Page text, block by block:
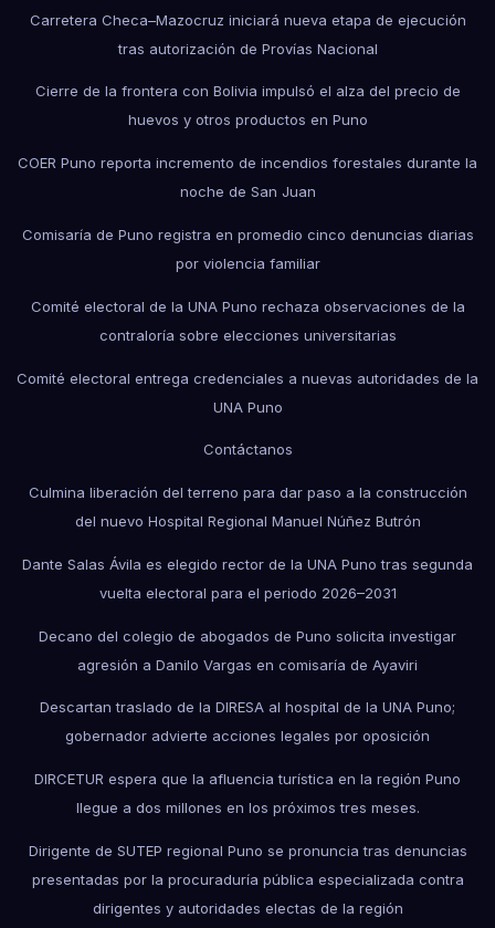
Carretera Checa–Mazocruz iniciará nueva etapa de ejecución
tras autorización de Provías Nacional
Cierre de la frontera con Bolivia impulsó el alza del precio de
huevos y otros productos en Puno
COER Puno reporta incremento de incendios forestales durante la
noche de San Juan
Comisaría de Puno registra en promedio cinco denuncias diarias
por violencia familiar
Comité electoral de la UNA Puno rechaza observaciones de la
contraloría sobre elecciones universitarias
Comité electoral entrega credenciales a nuevas autoridades de la
UNA Puno
Contáctanos
Culmina liberación del terreno para dar paso a la construcción
del nuevo Hospital Regional Manuel Núñez Butrón
Dante Salas Ávila es elegido rector de la UNA Puno tras segunda
vuelta electoral para el periodo 2026–2031
Decano del colegio de abogados de Puno solicita investigar
agresión a Danilo Vargas en comisaría de Ayaviri
Descartan traslado de la DIRESA al hospital de la UNA Puno;
gobernador advierte acciones legales por oposición
DIRCETUR espera que la afluencia turística en la región Puno
llegue a dos millones en los próximos tres meses.
Dirigente de SUTEP regional Puno se pronuncia tras denuncias
presentadas por la procuraduría pública especializada contra
dirigentes y autoridades electas de la región